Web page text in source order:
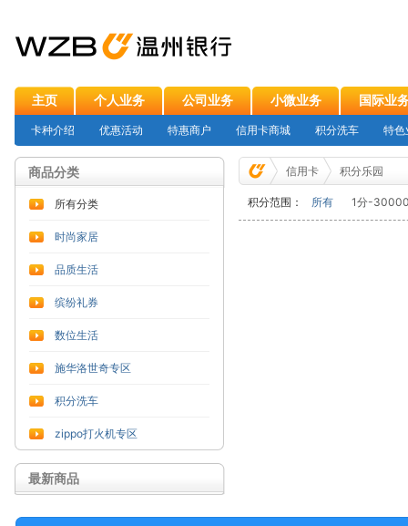
主页 个人业务 公司业务 小微业务 国际业
卡种介绍 优惠活动 特惠商户 信用卡商城 积分洗车 特色
商品分类
所有分类
时尚家居
品质生活
缤纷礼券
数位生活
施华洛世奇专区
积分洗车
zippo打火机专区
最新商品
信用卡 积分乐园
积分范围： 所有 1分-